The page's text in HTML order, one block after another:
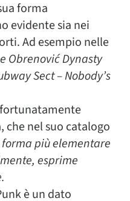
forma
evidente sia nei
Ad esempio nelle
Obrenović Dynasty
Sect – Nobody’s
che nel suo catalogo
più elementare
esprime
è un dato